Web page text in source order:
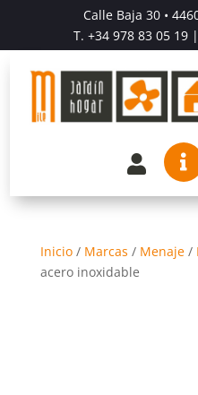
Calle Baja 30 •
T. +34 978 83 05 19|
 
Inicio/ Marcas / Menaje/
acero inoxidable